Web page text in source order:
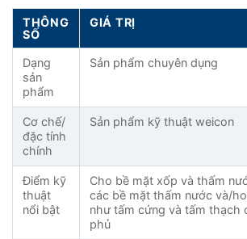
THÔNG
SỐ
GIÁ TRỊ
Dạng
sản
phẩm
Sản phẩm chuyên dụng
Cơ chế/
đặc tính
chính
Sản phẩm kỹ thuật weicon
Điểm kỹ
thuật
nổi bật
Cho bề mặt xốp và thấm
các bề mặt thấm nước và/
như tấm cứng và tấm thạch
phủ